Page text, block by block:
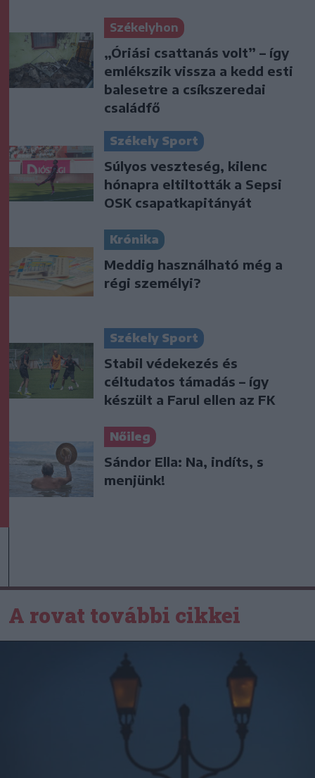
Székelyhon
„Óriási csattanás volt” – így
emlékszik vissza a kedd esti
balesetre a csíkszeredai
családfő
Székely Sport
Súlyos veszteség, kilenc
hónapra eltiltották a Sepsi
OSK csapatkapitányát
Krónika
Meddig használható még a
régi személyi?
Székely Sport
Stabil védekezés és
céltudatos támadás – így
készült a Farul ellen az FK
Nőileg
Sándor Ella: Na, indíts, s
menjünk!
A rovat további cikkei